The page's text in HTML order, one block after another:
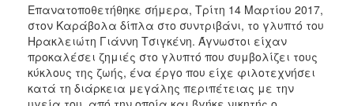
Επανατοποθετήθηκε σήμερα, Τρίτη 14 Μαρτίου 2017,
στον Καράβολα δίπλα στο συντριβάνι, το γλυπτό του
Ηρακλειώτη Γιάννη Τσιγκένη. Άγνωστοι είχαν
προκαλέσει ζημιές στο γλυπτό που συμβολίζει τους
κύκλους της ζωής, ένα έργο που είχε φιλοτεχνήσει
κατά τη διάρκεια μεγάλης περιπέτειας με την